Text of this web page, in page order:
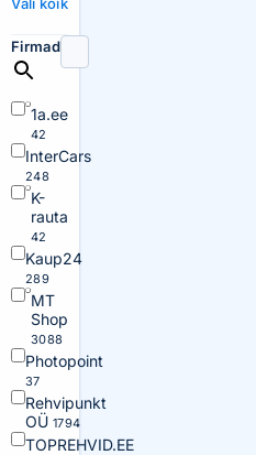
Firmad
1a.ee
42
InterCars
248
K-
rauta
42
Kaup24
289
MT
Shop
3088
Photopoint
37
Rehvipunkt
OÜ 1794
TOPREHVID.EE